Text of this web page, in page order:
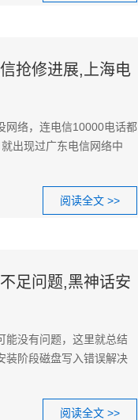
抢修进展,上海电
网络，连电信10000电话都
出现过广东电信网络中
阅读全文 >>
足问题,黑神话安
能没有问题，这里就总结
装阶段磁盘写入错误解决
阅读全文 >>